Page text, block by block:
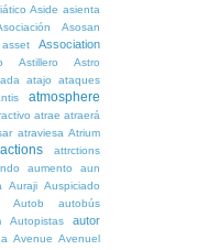
Aside asienta
Asosan
asset Association
Astillero
Astro
atajo ataques
atmosphere
atrae atraerá
atraviesa Atrium
attrctions
aumento
aun
Auraji Auspiciado
Autob autobús
Autopistas autor
Avenue Avenuel